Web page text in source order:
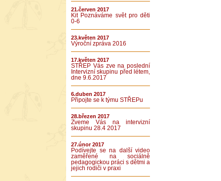
21.červen 2017
Kit Poznáváme svět pro děti
0-6
23.květen 2017
Výroční zpráva 2016
17.květen 2017
STŘEP Vás zve na poslední
Intervizní skupinu před létem,
dne 9.6.2017
6.duben 2017
Připojte se k týmu STŘEPu
28.březen 2017
Zveme Vás na intervizní
skupinu 28.4 2017
27.únor 2017
Podívejte se na další video
zaměřené na sociálně
pedagogickou práci s dětmi a
jejich rodiči v praxi